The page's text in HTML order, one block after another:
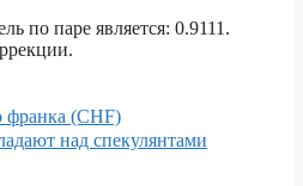
по паре является: 0.9111.
франка (CHF)
над спекулянтами